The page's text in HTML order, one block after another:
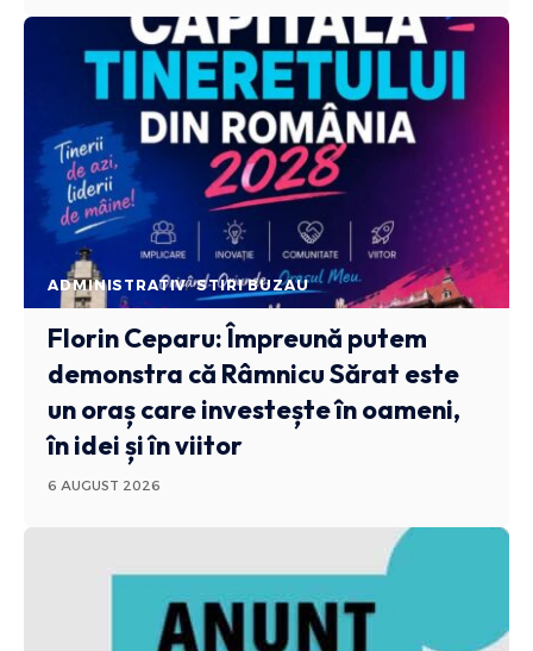
ADMINISTRATIV STIRI BUZAU
Florin Ceparu: Împreună putem
demonstra că Râmnicu Sărat este
un oraș care investește în oameni,
în idei și în viitor
6 AUGUST 2026